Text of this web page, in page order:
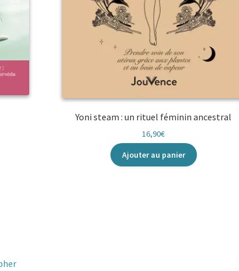
Yoni steam : un rituel féminin ancestral
16,90€
Ajouter au panier